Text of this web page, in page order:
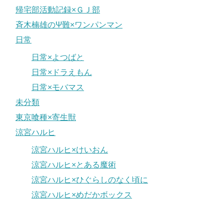
帰宅部活動記録×ＧＪ部
斉木楠雄のΨ難×ワンパンマン
日常
日常×よつばと
日常×ドラえもん
日常×モバマス
未分類
東京喰種×寄生獣
涼宮ハルヒ
涼宮ハルヒ×けいおん
涼宮ハルヒ×とある魔術
涼宮ハルヒ×ひぐらしのなく頃に
涼宮ハルヒ×めだかボックス